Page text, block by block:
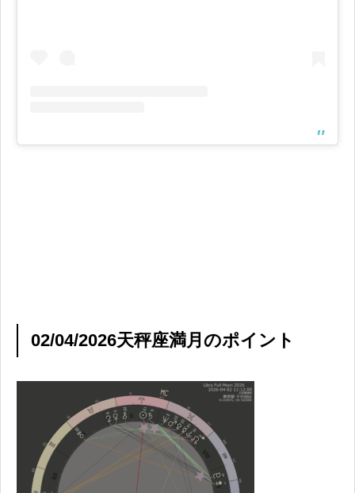
02/04/2026天秤座満月のポイント